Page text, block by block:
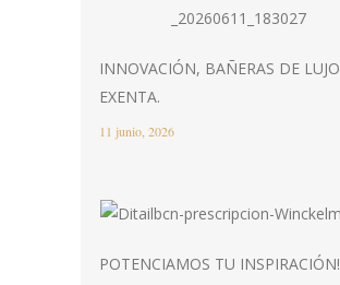
INNOVACIÓN, BAÑERAS DE LUJO
EXENTA.
11 junio, 2026
POTENCIAMOS TU INSPIRACIÓN!